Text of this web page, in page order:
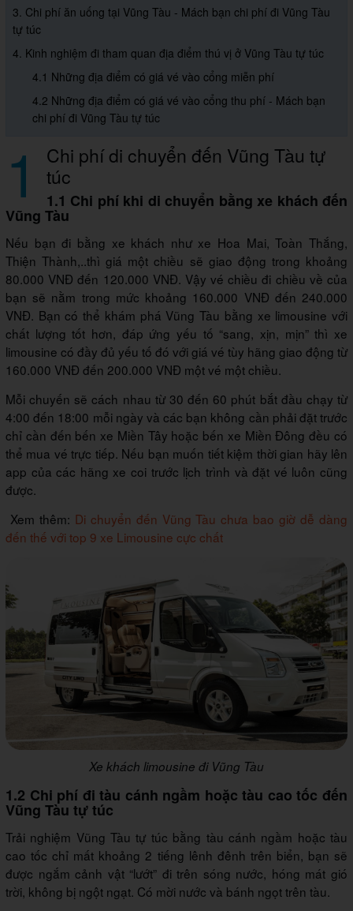
3. Chi phí ăn uống tại Vũng Tàu - Mách bạn chi phí đi Vũng Tàu
tự túc
4. Kinh nghiệm đi tham quan địa điểm thú vị ở Vũng Tàu tự túc
4.1 Những địa điểm có giá vé vào cổng miễn phí
4.2 Những địa điểm có giá vé vào cổng thu phí - Mách bạn
chi phí đi Vũng Tàu tự túc
1 Chi phí di chuyển đến Vũng Tàu tự
túc
1.1 Chi phí khi di chuyển bằng xe khách đến
Vũng Tàu
Nếu bạn đi bằng xe khách như xe Hoa Mai, Toàn Thắng,
Thiện Thành,..thì giá một chiều sẽ giao động trong khoảng
80.000 VNĐ đến 120.000 VNĐ. Vậy vé chiều đi chiều về của
bạn sẽ nằm trong mức khoảng 160.000 VNĐ đến 240.000
VNĐ. Bạn có thể khám phá Vũng Tàu bằng xe limousine với
chất lượng tốt hơn, đáp ứng yếu tố “sang, xịn, mịn” thì xe
limousine có đầy đủ yếu tố đó với giá vé tùy hãng giao động từ
160.000 VNĐ đến 200.000 VNĐ một vé một chiều.
Mỗi chuyến sẽ cách nhau từ 30 đến 60 phút bắt đầu chạy từ
4:00 đến 18:00 mỗi ngày và các bạn không cần phải đặt trước
chỉ cần đến bến xe Miền Tây hoặc bến xe Miền Đông đều có
thể mua vé trực tiếp. Nếu bạn muốn tiết kiệm thời gian hãy lên
app của các hãng xe coi trước lịch trình và đặt vé luôn cũng
được.
Xem thêm: Di chuyển đến Vũng Tàu chưa bao giờ dễ dàng
đến thế với top 9 xe Limousine cực chất
Xe khách limousine đi Vũng Tàu
1.2 Chi phí đi tàu cánh ngầm hoặc tàu cao tốc đến
Vũng Tàu tự túc
Trải nghiệm Vũng Tàu tự túc bằng tàu cánh ngầm hoặc tàu
cao tốc chỉ mất khoảng 2 tiếng lênh đênh trên biển, bạn sẽ
được ngắm cảnh vật “lướt” đi trên sóng nước, hóng mát gió
trời, không bị ngột ngạt. Có mời nước và bánh ngọt trên tàu.